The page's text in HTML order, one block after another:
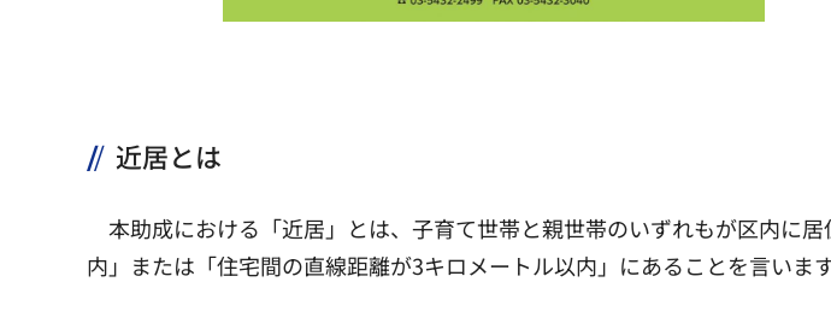
近居とは
本助成における「近居」とは、子育て世帯と親世帯のいずれもが区内に
内」または「住宅間の直線距離が3キロメートル以内」にあることを言います